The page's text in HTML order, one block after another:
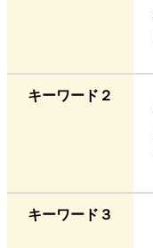
キーワード２
キーワード３